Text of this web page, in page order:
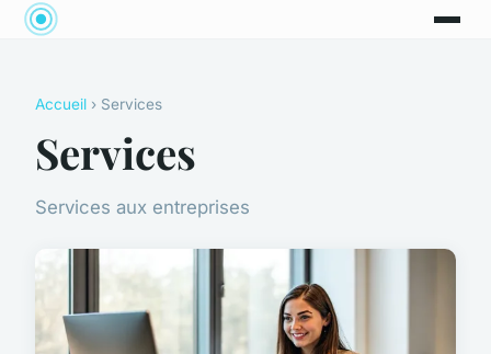
Accueil › Services
Services
Services aux entreprises